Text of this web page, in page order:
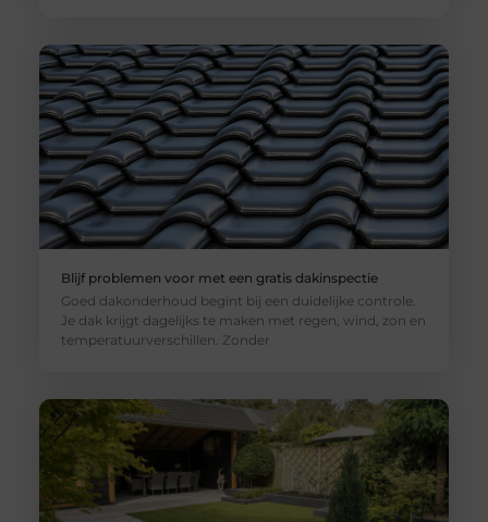
Blijf problemen voor met een gratis dakinspectie
Goed dakonderhoud begint bij een duidelijke controle.
Je dak krijgt dagelijks te maken met regen, wind, zon en
temperatuurverschillen. Zonder